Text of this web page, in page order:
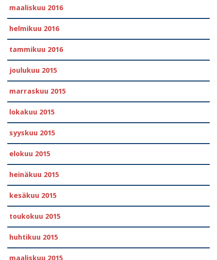
maaliskuu 2016
helmikuu 2016
tammikuu 2016
joulukuu 2015
marraskuu 2015
lokakuu 2015
syyskuu 2015
elokuu 2015
heinäkuu 2015
kesäkuu 2015
toukokuu 2015
huhtikuu 2015
maaliskuu 2015